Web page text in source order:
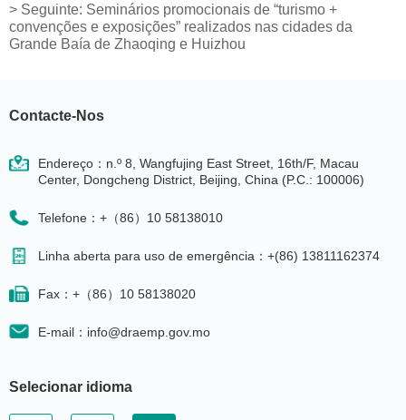
> Seguinte: Seminários promocionais de “turismo +
convenções e exposições” realizados nas cidades da
Grande Baía de Zhaoqing e Huizhou
Contacte-Nos
Endereço：n.º 8, Wangfujing East Street, 16th/F, Macau
Center, Dongcheng District, Beijing, China (P.C.: 100006)
Telefone：+（86）10 58138010
Linha aberta para uso de emergência：+(86) 13811162374
Fax：+（86）10 58138020
E-mail：info@draemp.gov.mo
Selecionar idioma